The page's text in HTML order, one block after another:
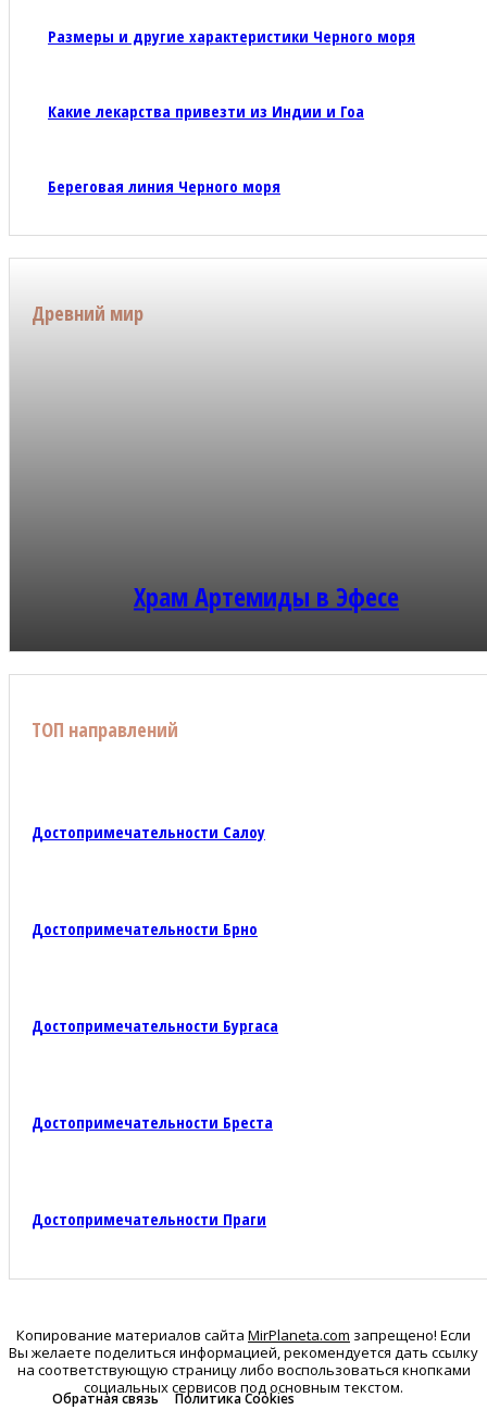
Размеры и другие характеристики Черного моря
Какие лекарства привезти из Индии и Гоа
Береговая линия Черного моря
Древний мир
Храм Артемиды в Эфесе
ТОП направлений
Достопримечательности Салоу
Достопримечательности Брно
Достопримечательности Бургаса
Достопримечательности Бреста
Достопримечательности Праги
Копирование материалов сайта MirPlaneta.com запрещено! Если
Вы желаете поделиться информацией, рекомендуется дать ссылку
на соответствующую страницу либо воспользоваться кнопками
социальных сервисов под основным текстом.
Обратная связь
Политика Cookies